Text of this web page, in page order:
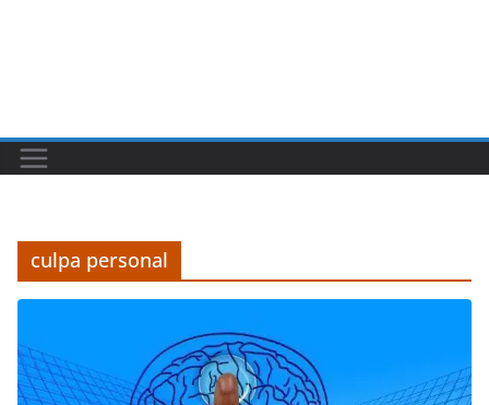
culpa personal